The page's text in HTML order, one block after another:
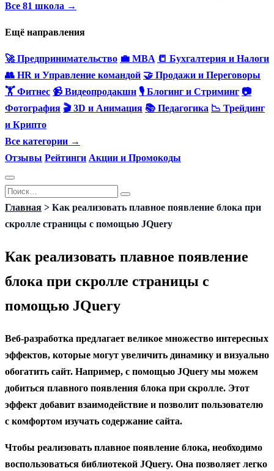
Все 81 школа →
Ещё направления
🚀 Предпринимательство 💼 MBA 📒 Бухгалтерия и Налоги
👥 HR и Управление командой 🤝 Продажи и Переговоры
🏋️ Фитнес 📹 Видеопродакшн 🎙 Блогинг и Стриминг 📷
Фотография 🎬 3D и Анимация 📚 Педагогика 📉 Трейдинг
и Крипто
Все категории →
Отзывы Рейтинги Акции и Промокоды
Перейти
к
содержанию
Search
for:
Главная > Как реализовать плавное появление блока при
скролле страницы с помощью JQuery
Как реализовать плавное появление
блока при скролле страницы с
помощью JQuery
Веб-разработка предлагает великое множество интересных
эффектов, которые могут увеличить динамику и визуально
обогатить сайт. Например, с помощью JQuery мы можем
добиться плавного появления блока при скролле. Этот
эффект добавит взаимодействие и позволит пользователю
с комфортом изучать содержание сайта.
Чтобы реализовать плавное появление блока, необходимо
воспользоваться библиотекой JQuery. Она позволяет легко